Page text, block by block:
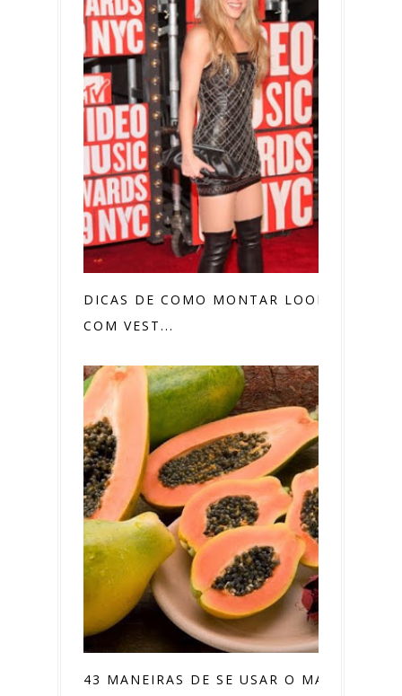
DICAS DE COMO MONTAR LOOKS
COM VEST...
43 MANEIRAS DE SE USAR O MAMÃO